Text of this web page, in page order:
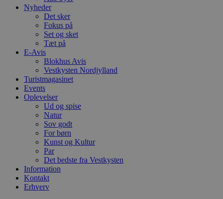
Nyheder
Det sker
Fokus på
Set og sket
Tæt på
E-Avis
Blokhus Avis
Vestkysten Nordjylland
Turistmagasinet
Events
Oplevelser
Ud og spise
Natur
Sov godt
For børn
Kunst og Kultur
Par
Det bedste fra Vestkysten
Information
Kontakt
Erhverv